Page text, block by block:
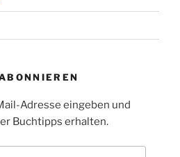
Adresse eingeben und
Buchtipps erhalten.